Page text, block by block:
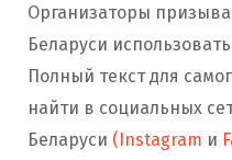
Организаторы
Беларуси
Полный текст для
найти в социальных
Беларуси (Instagram и